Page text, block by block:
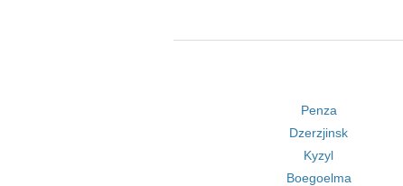
Penza
Dzerzjinsk
Kyzyl
Boegoelma